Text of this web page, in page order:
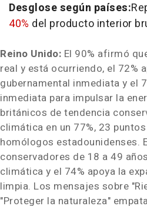
Desglose según países:
40% del producto interior
Reino Unido: El 90% afirmó
real y está ocurriendo, el 72%
gubernamental inmediata y el
inmediata para impulsar la
británicos de tendencia
climática en un 77%, 23
homólogos estadounidenses.
conservadores de 18 a 49
climática y el 74% apoya la
limpia. Los mensajes sobre
"Proteger la naturaleza"